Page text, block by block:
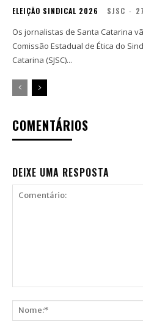
ELEIÇÃO SINDICAL 2026 SJSC -
Os jornalistas de Santa Catarina
Comissão Estadual de Ética do
Catarina (SJSC)...
COMENTÁRIOS
DEIXE UMA RESPOSTA